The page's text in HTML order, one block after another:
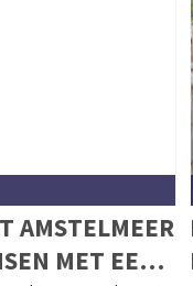
AMSTELMEER
MET EEN